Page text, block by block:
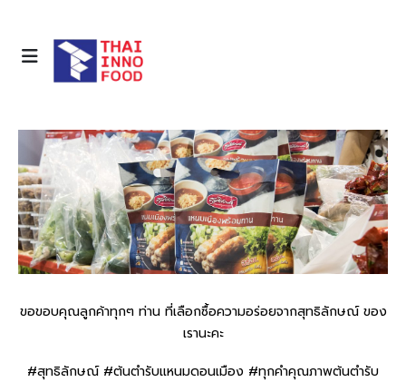
ขอขอบคุณลูกค้าทุกๆ ท่าน ที่เลือกซื้อความอร่อยจากสุทธิลักษณ์ ของ
เรานะคะ
#สุทธิลักษณ์ #ต้นตำรับแหนมดอนเมือง #ทุกคำคุณภาพต้นตำรับ